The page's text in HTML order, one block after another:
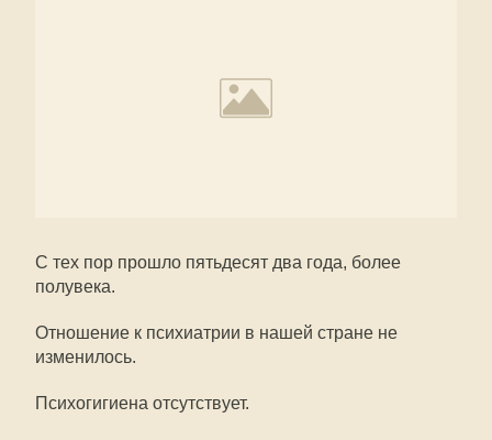
С тех пор прошло пятьдесят два года, более
полувека.
Отношение к психиатрии в нашей стране не
изменилось.
Психогигиена отсутствует.